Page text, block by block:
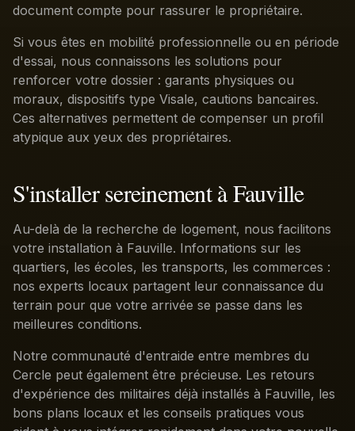
document compte pour rassurer le propriétaire.
Si vous êtes en mobilité professionnelle ou en période
d'essai, nous connaissons les solutions pour
renforcer votre dossier : garants physiques ou
moraux, dispositifs type Visale, cautions bancaires.
Ces alternatives permettent de compenser un profil
atypique aux yeux des propriétaires.
S'installer sereinement à Fauville
Au-delà de la recherche de logement, nous facilitons
votre installation à Fauville. Informations sur les
quartiers, les écoles, les transports, les commerces :
nos experts locaux partagent leur connaissance du
terrain pour que votre arrivée se passe dans les
meilleures conditions.
Notre communauté d'entraide entre membres du
Cercle peut également être précieuse. Les retours
d'expérience des militaires déjà installés à Fauville, les
bons plans locaux et les conseils pratiques vous